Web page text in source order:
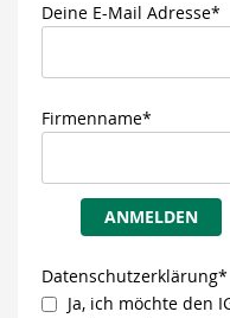
Deine E-Mail Adresse*
Firmenname*
ANMELDEN
Datenschutzerklärung*
Ja, ich möchte den